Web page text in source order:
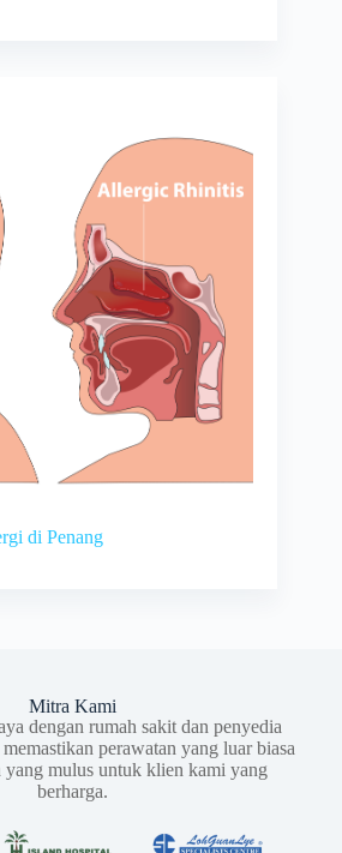
di Penang
Mitra Kami
dengan rumah sakit dan penyedia
perawatan yang luar biasa
yang mulus untuk klien kami yang
berharga.